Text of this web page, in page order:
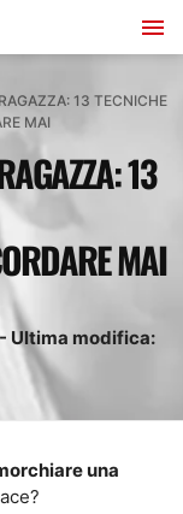
13 TECNICHE
MAI
13
MAI
- Ultima modifica:
una